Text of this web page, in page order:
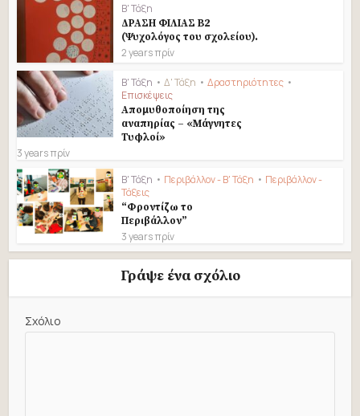
Β' Τάξη
ΔΡΑΣΗ ΦΙΛΙΑΣ Β2
(Ψυχολόγος του σχολείου).
2 years πρίν
Β' Τάξη • Δ' Τάξη • Δραστηριότητες •
Επισκέψεις
Απομυθοποίηση της
αναπηρίας – «Μάγνητες
Τυφλοί»
3 years πρίν
Β' Τάξη • Περιβάλλον - Β' Τάξη • Περιβάλλον -
Τάξεις
“Φροντίζω το
Περιβάλλον”
3 years πρίν
Γράψε ένα σχόλιο
Σχόλιο